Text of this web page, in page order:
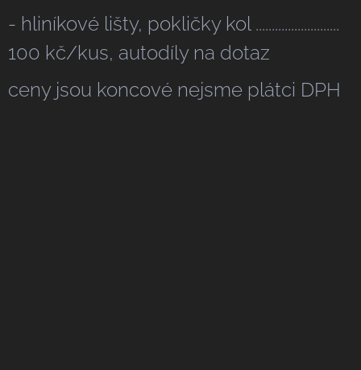
- hliníkové lišty, pokličky kol ..........................
100 kč/kus, autodíly na dotaz
ceny jsou koncové nejsme plátci DPH